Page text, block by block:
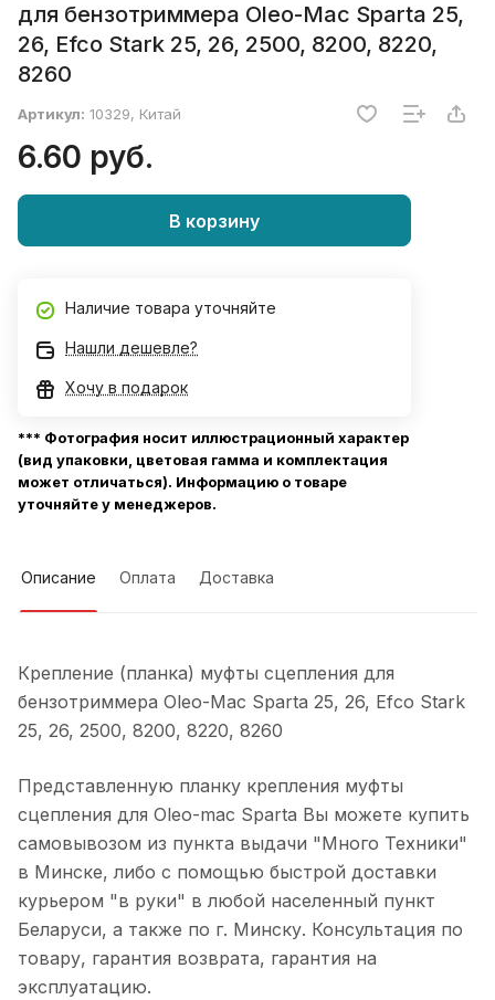
для бензотриммера Oleo-Mac Sparta 25,
26, Efco Stark 25, 26, 2500, 8200, 8220,
8260
Артикул: 10329, Китай
6.60 руб.
В корзину
Наличие товара уточняйте
Нашли дешевле?
Хочу в подарок
*** Фотография носит иллюстрационный характер
(вид упаковки, цветовая гамма и комплектация
может отличаться). Информацию о товаре
уточняйте у менеджеров.
Описание Оплата Доставка
Крепление (планка) муфты сцепления для
бензотриммера Oleo-Mac Sparta 25, 26, Efco Stark
25, 26, 2500, 8200, 8220, 8260
Представленную планку крепления муфты
сцепления для Oleo-mac Sparta Вы можете купить
самовывозом из пункта выдачи "Много Техники"
в Минске, либо с помощью быстрой доставки
курьером "в руки" в любой населенный пункт
Беларуси, а также по г. Минску. Консультация по
товару, гарантия возврата, гарантия на
эксплуатацию.